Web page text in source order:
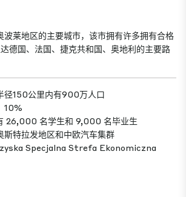
莱地区的主要城市，该市拥有许多拥有合格
德国、法国、捷克共和国、奥地利的主要路
径150公里内有900万人口
10%
26,000 名学生和 9,000 名毕业生
斯特拉发地区和中欧汽车集群
Specjalna Strefa Ekonomiczna